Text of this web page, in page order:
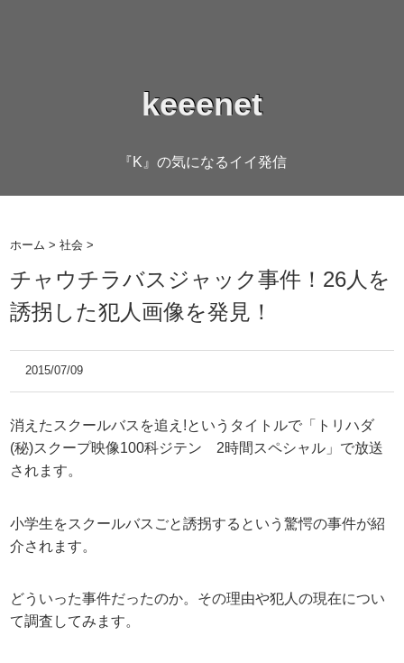
keeenet
『K』の気になるイイ発信
ホーム >社会 >
チャウチラバスジャック事件！26人を
誘拐した犯人画像を発見！
2015/07/09
消えたスクールバスを追え!というタイトルで「トリハダ
(秘)スクープ映像100科ジテン 2時間スペシャル」で放送
されます。
小学生をスクールバスごと誘拐するという驚愕の事件が紹
介されます。
どういった事件だったのか。その理由や犯人の現在につい
て調査してみます。